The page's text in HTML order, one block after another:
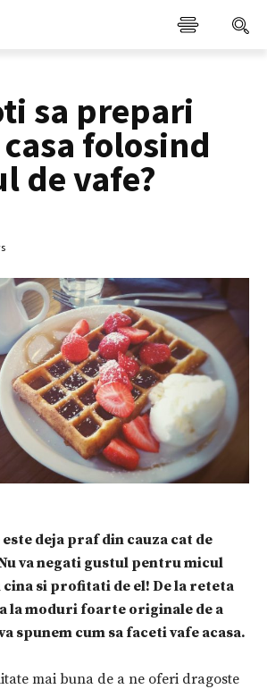
sa prepari
folosind
de vafe?
deja praf din cauza cat de
va negati gustul pentru micul
cina si profitati de el! De la reteta
la moduri foarte originale de a
spunem cum sa faceti vafe acasa.
mai buna de a ne oferi dragoste